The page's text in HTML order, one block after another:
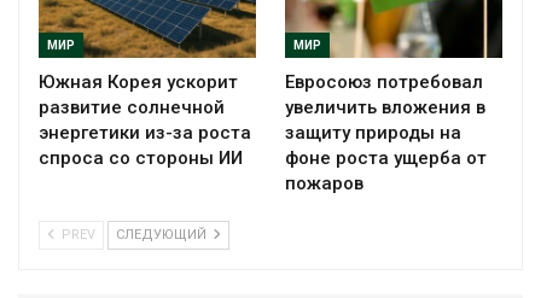
МИР
Южная Корея ускорит
развитие солнечной
энергетики из-за роста
спроса со стороны ИИ
МИР
Евросоюз потребовал
увеличить вложения в
защиту природы на
фоне роста ущерба от
пожаров
PREV СЛЕДУЮЩИЙ